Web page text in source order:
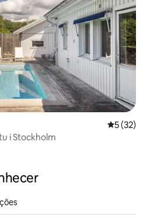
5 de uma
5 (32)
i Stockholm